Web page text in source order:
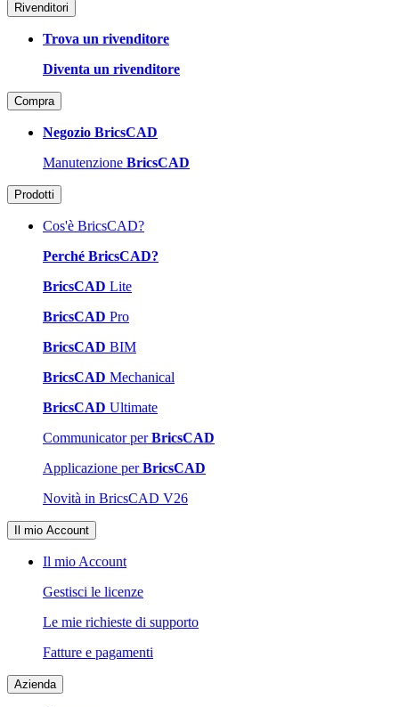
Rivenditori
Trova un rivenditore
Diventa un rivenditore
Compra
Negozio BricsCAD
Manutenzione BricsCAD
Prodotti
Cos'è BricsCAD?
Perché BricsCAD?
BricsCAD Lite
BricsCAD Pro
BricsCAD BIM
BricsCAD Mechanical
BricsCAD Ultimate
Communicator perBricsCAD
Applicazione perBricsCAD
Novità in BricsCAD V26
Il mio Account
Il mio Account
Gestisci le licenze
Le mie richieste di supporto
Fatture e pagamenti
Azienda